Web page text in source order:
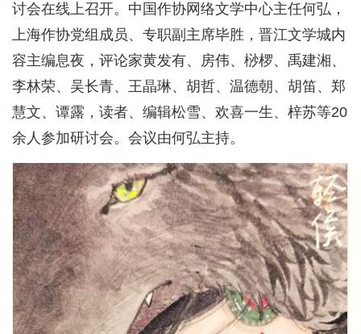
讨会在线上召开。中国作协网络文学中心主任何弘，
上海作协党组成员、专职副主席毕胜，晋江文学城内
容主编息夜，评论家黄发有、房伟、桫椤、禹建湘、
李林荣、吴长青、王晶琳、胡哲、温德朝、胡笛、郑
慧文、谭露，读者、编辑松雪、欢喜一生、梓苏等20
余人参加研讨会。会议由何弘主持。